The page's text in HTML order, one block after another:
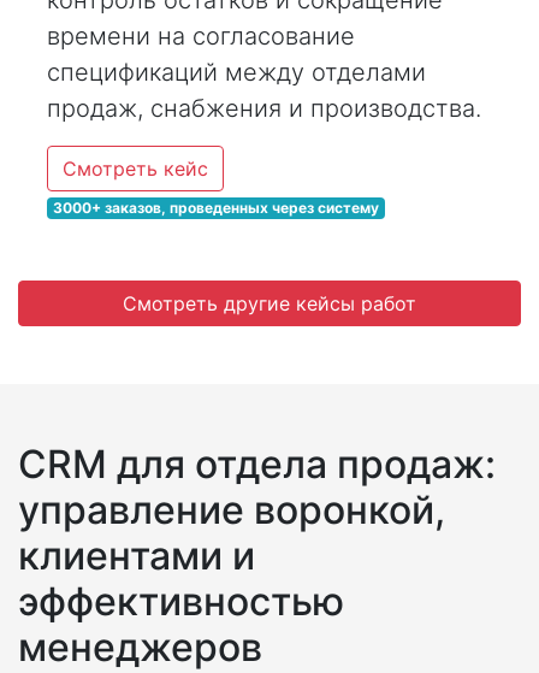
времени на согласование
спецификаций между отделами
продаж, снабжения и производства.
Смотреть кейс
3000+ заказов, проведенных через систему
Смотреть другие кейсы работ
CRM для отдела продаж:
управление воронкой,
клиентами и
эффективностью
менеджеров